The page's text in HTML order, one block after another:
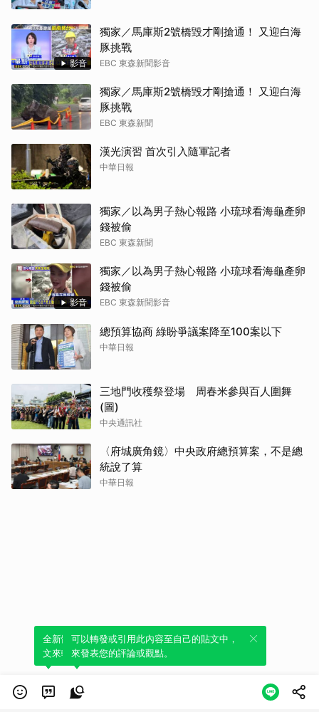
影音
獨家／馬庫斯2號橋毀才剛搶通！ 又迎白海
豚挑戰
EBC 東森新聞影音
獨家／馬庫斯2號橋毀才剛搶通！ 又迎白海
豚挑戰
EBC 東森新聞
漢光演習 首次引入隨軍記者
中華日報
獨家／以為男子熱心報路 小琉球看海龜產卵
錢被偷
EBC 東森新聞
影音
獨家／以為男子熱心報路 小琉球看海龜產卵
錢被偷
EBC 東森新聞影音
總預算協商 綠盼爭議案降至100案以下
中華日報
三地門收穫祭登場 周春米參與百人圍舞
(圖)
中央通訊社
〈府城廣角鏡〉中央政府總預算案，不是總
統說了算
中華日報
全新體驗！一鍵引用此內容，透過發布貼
文來輕鬆表達個人立場。
可以轉發或引用此內容至自己的貼文中，
來發表您的評論或觀點。